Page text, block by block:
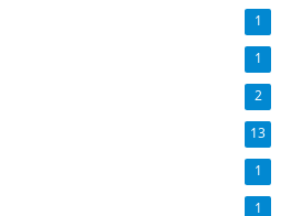
1
1
2
13
1
1